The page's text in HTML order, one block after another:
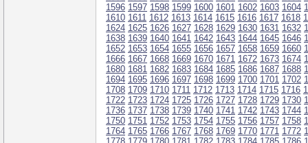
1596 1597 1598 1599 1600 1601 1602 1603 1604
1610 1611 1612 1613 1614 1615 1616 1617 1618
1624 1625 1626 1627 1628 1629 1630 1631 1632
1638 1639 1640 1641 1642 1643 1644 1645 1646
1652 1653 1654 1655 1656 1657 1658 1659 1660
1666 1667 1668 1669 1670 1671 1672 1673 1674
1680 1681 1682 1683 1684 1685 1686 1687 1688
1694 1695 1696 1697 1698 1699 1700 1701 1702
1708 1709 1710 1711 1712 1713 1714 1715 1716
1722 1723 1724 1725 1726 1727 1728 1729 1730
1736 1737 1738 1739 1740 1741 1742 1743 1744
1750 1751 1752 1753 1754 1755 1756 1757 1758
1764 1765 1766 1767 1768 1769 1770 1771 1772